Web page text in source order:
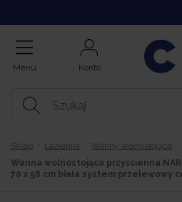
Menu Konto
Sklep Łazienka
Wanny wolnostojące
Wanna wolnostojąca przyścienna
70 x 58 cm biała system przelewowy